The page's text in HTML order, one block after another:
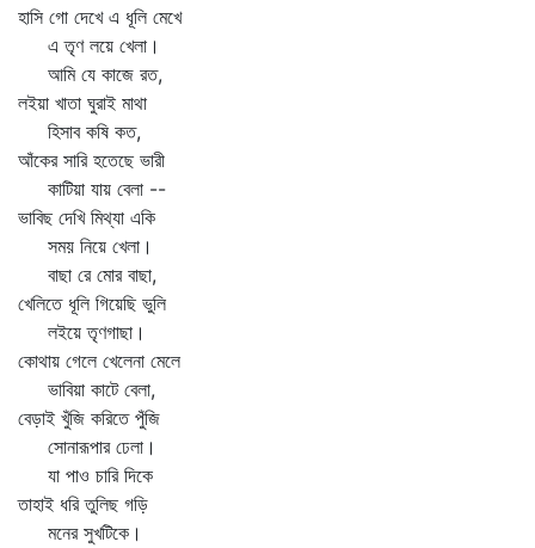
হাসি গো দেখে এ ধূলি মেখে
এ তৃণ লয়ে খেলা।
আমি যে কাজে রত,
লইয়া খাতা ঘুরাই মাথা
হিসাব কষি কত,
আঁকের সারি হতেছে ভারী
কাটিয়া যায় বেলা --
ভাবিছ দেখি মিথ্যা একি
সময় নিয়ে খেলা।
বাছা রে মোর বাছা,
খেলিতে ধূলি গিয়েছি ভুলি
লইয়ে তৃণগাছা।
কোথায় গেলে খেলেনা মেলে
ভাবিয়া কাটে বেলা,
বেড়াই খুঁজি করিতে পুঁজি
সোনারূপার ঢেলা।
যা পাও চারি দিকে
তাহাই ধরি তুলিছ গড়ি
মনের সুখটিকে।